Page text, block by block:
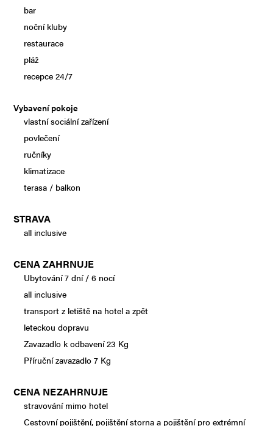
bar
noční kluby
restaurace
pláž
recepce 24/7
Vybavení pokoje
vlastní sociální zařízení
povlečení
ručníky
klimatizace
terasa / balkon
STRAVA
all inclusive
CENA ZAHRNUJE
Ubytování 7 dní / 6 nocí
all inclusive
transport z letiště na hotel a zpět
leteckou dopravu
Zavazadlo k odbavení 23 Kg
Příruční zavazadlo 7 Kg
CENA NEZAHRNUJE
stravování mimo hotel
Cestovní pojištění, pojištění storna a pojištění pro extrémní